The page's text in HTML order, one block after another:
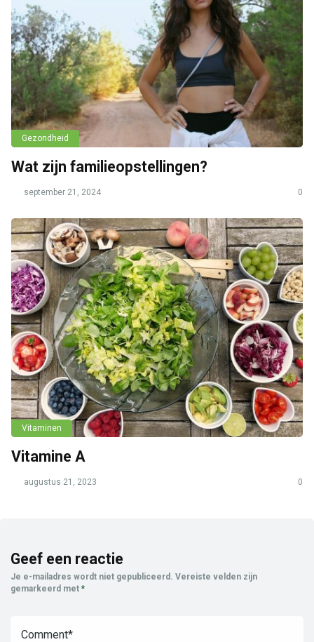
Gezondheid
Wat zijn familieopstellingen?
september 21, 2024 0
Vitaminen
Vitamine A
augustus 21, 2023 0
Geef een reactie
Je e-mailadres wordt niet gepubliceerd. Vereiste velden zijn
gemarkeerd met *